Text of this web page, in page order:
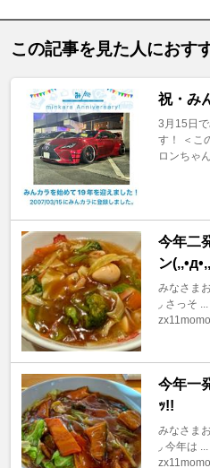
この記事を見た人におす
祝・み
3月15日
す！ ＜こ
ロンちゃ
今年二
ン
みなさま
◞ さっそ ...
今年一
ｯ!!
みなさま
◞ 今年は ...